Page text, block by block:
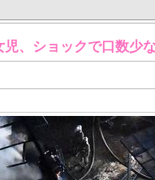
児、ショックで口数少